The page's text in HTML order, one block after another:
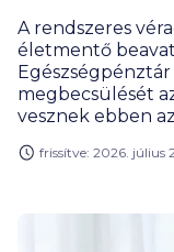
A rendszeres
életmentő
megbecsülését
vesznek ebben
kedvez 1000
frissítve: 2026. július